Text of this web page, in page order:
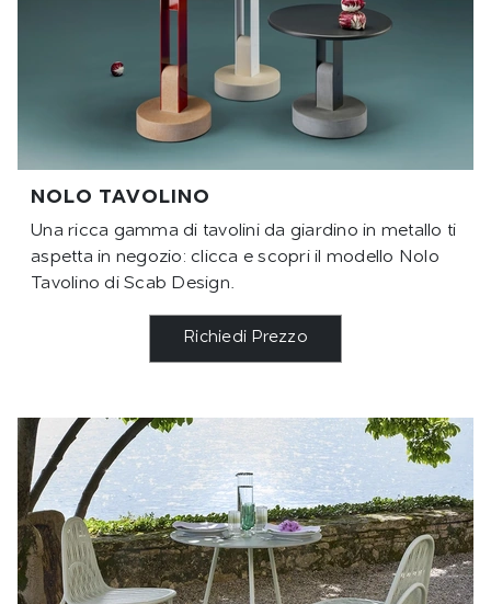
NOLO TAVOLINO
Una ricca gamma di tavolini da giardino in metallo ti
aspetta in negozio: clicca e scopri il modello Nolo
Tavolino di Scab Design.
Richiedi Prezzo